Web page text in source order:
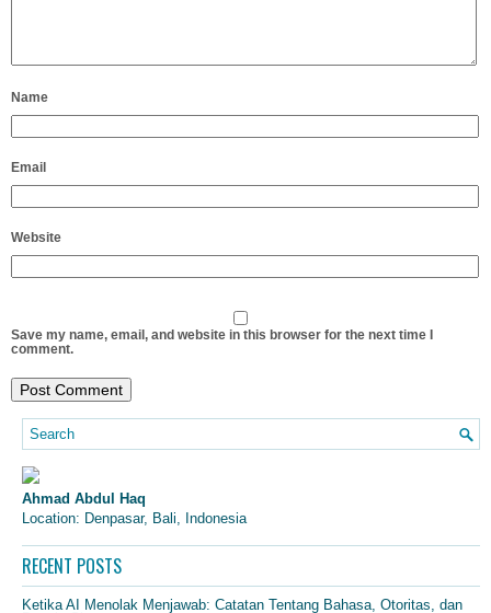
Name
Email
Website
Save my name, email, and website in this browser for the next time I
comment.
Ahmad Abdul Haq
Location: Denpasar, Bali, Indonesia
RECENT POSTS
Ketika AI Menolak Menjawab: Catatan Tentang Bahasa, Otoritas, dan